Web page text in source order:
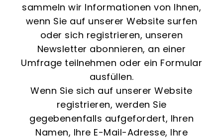
sammeln wir Informationen von Ihnen,
wenn Sie auf unserer Website surfen
oder sich registrieren, unseren
Newsletter abonnieren, an einer
Umfrage teilnehmen oder ein Formular
ausfüllen.
Wenn Sie sich auf unserer Website
registrieren, werden Sie
gegebenenfalls aufgefordert, Ihren
Namen, Ihre E-Mail-Adresse, Ihre